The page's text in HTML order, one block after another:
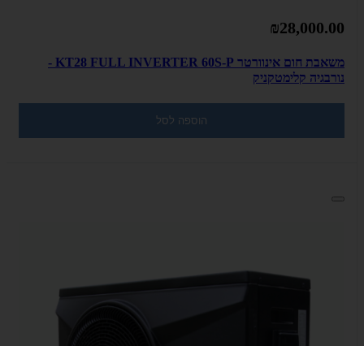
₪28,000.00
משאבת חום אינוורטר KT28 FULL INVERTER 60S-P -
נורבגיה קלימטקניק
הוספה לסל